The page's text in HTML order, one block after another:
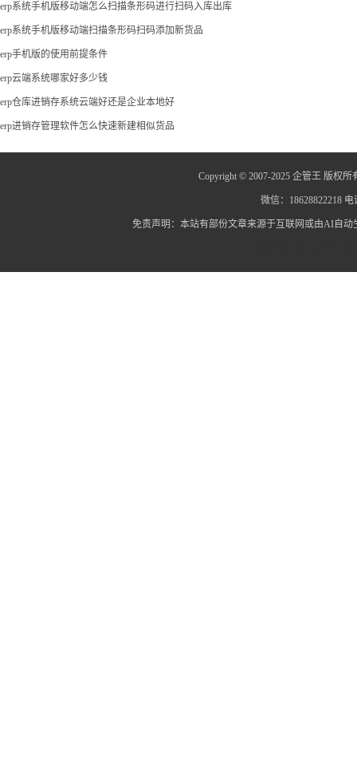
erp系统手机版移动端怎么扫描条形码进行扫码入库出库
erp系统手机版移动端扫描条形码扫码添加新货品
erp手机版的使用前提条件
erp云端系统哪家好多少钱
erp仓库进销存系统云端好还是企业本地好
erp进销存管理软件怎么快速新建相似货品
Copyright © 2007-2025 企管王 版权所
微信：18628822218
免责声明：本站有部份文章来源于互联网或由AI自